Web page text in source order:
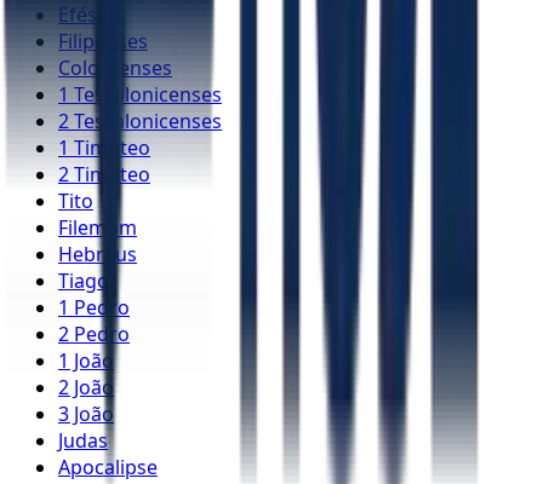
Efésios
Filipenses
Colossenses
1 Tessalonicenses
2 Tessalonicenses
1 Timóteo
2 Timóteo
Tito
Filemom
Hebreus
Tiago
1 Pedro
2 Pedro
1 João
2 João
3 João
Judas
Apocalipse